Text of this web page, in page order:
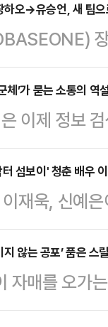
. 이는 전년
의 핵심 지
올해 전체 판
적인 성장의
고 있다. 현
하오→유승언, 새 팀
더블
오후 서울
‘시퀀스
이스를 열었
준비했는데,
을 보여드릴
’가 묻는 소통의 역
이제 정보
왔다. 사람들
렇게 다듬어
다. 연상호 감
를 없애기
온다는 점에
화진흥위원
섬보이' 청춘 배우
재욱, 신예
터 섬보이'
도지의(이재
맨스 드라
섬보이'의
않는 공포’ 품은 스
자매를 오가
새로운 얼굴